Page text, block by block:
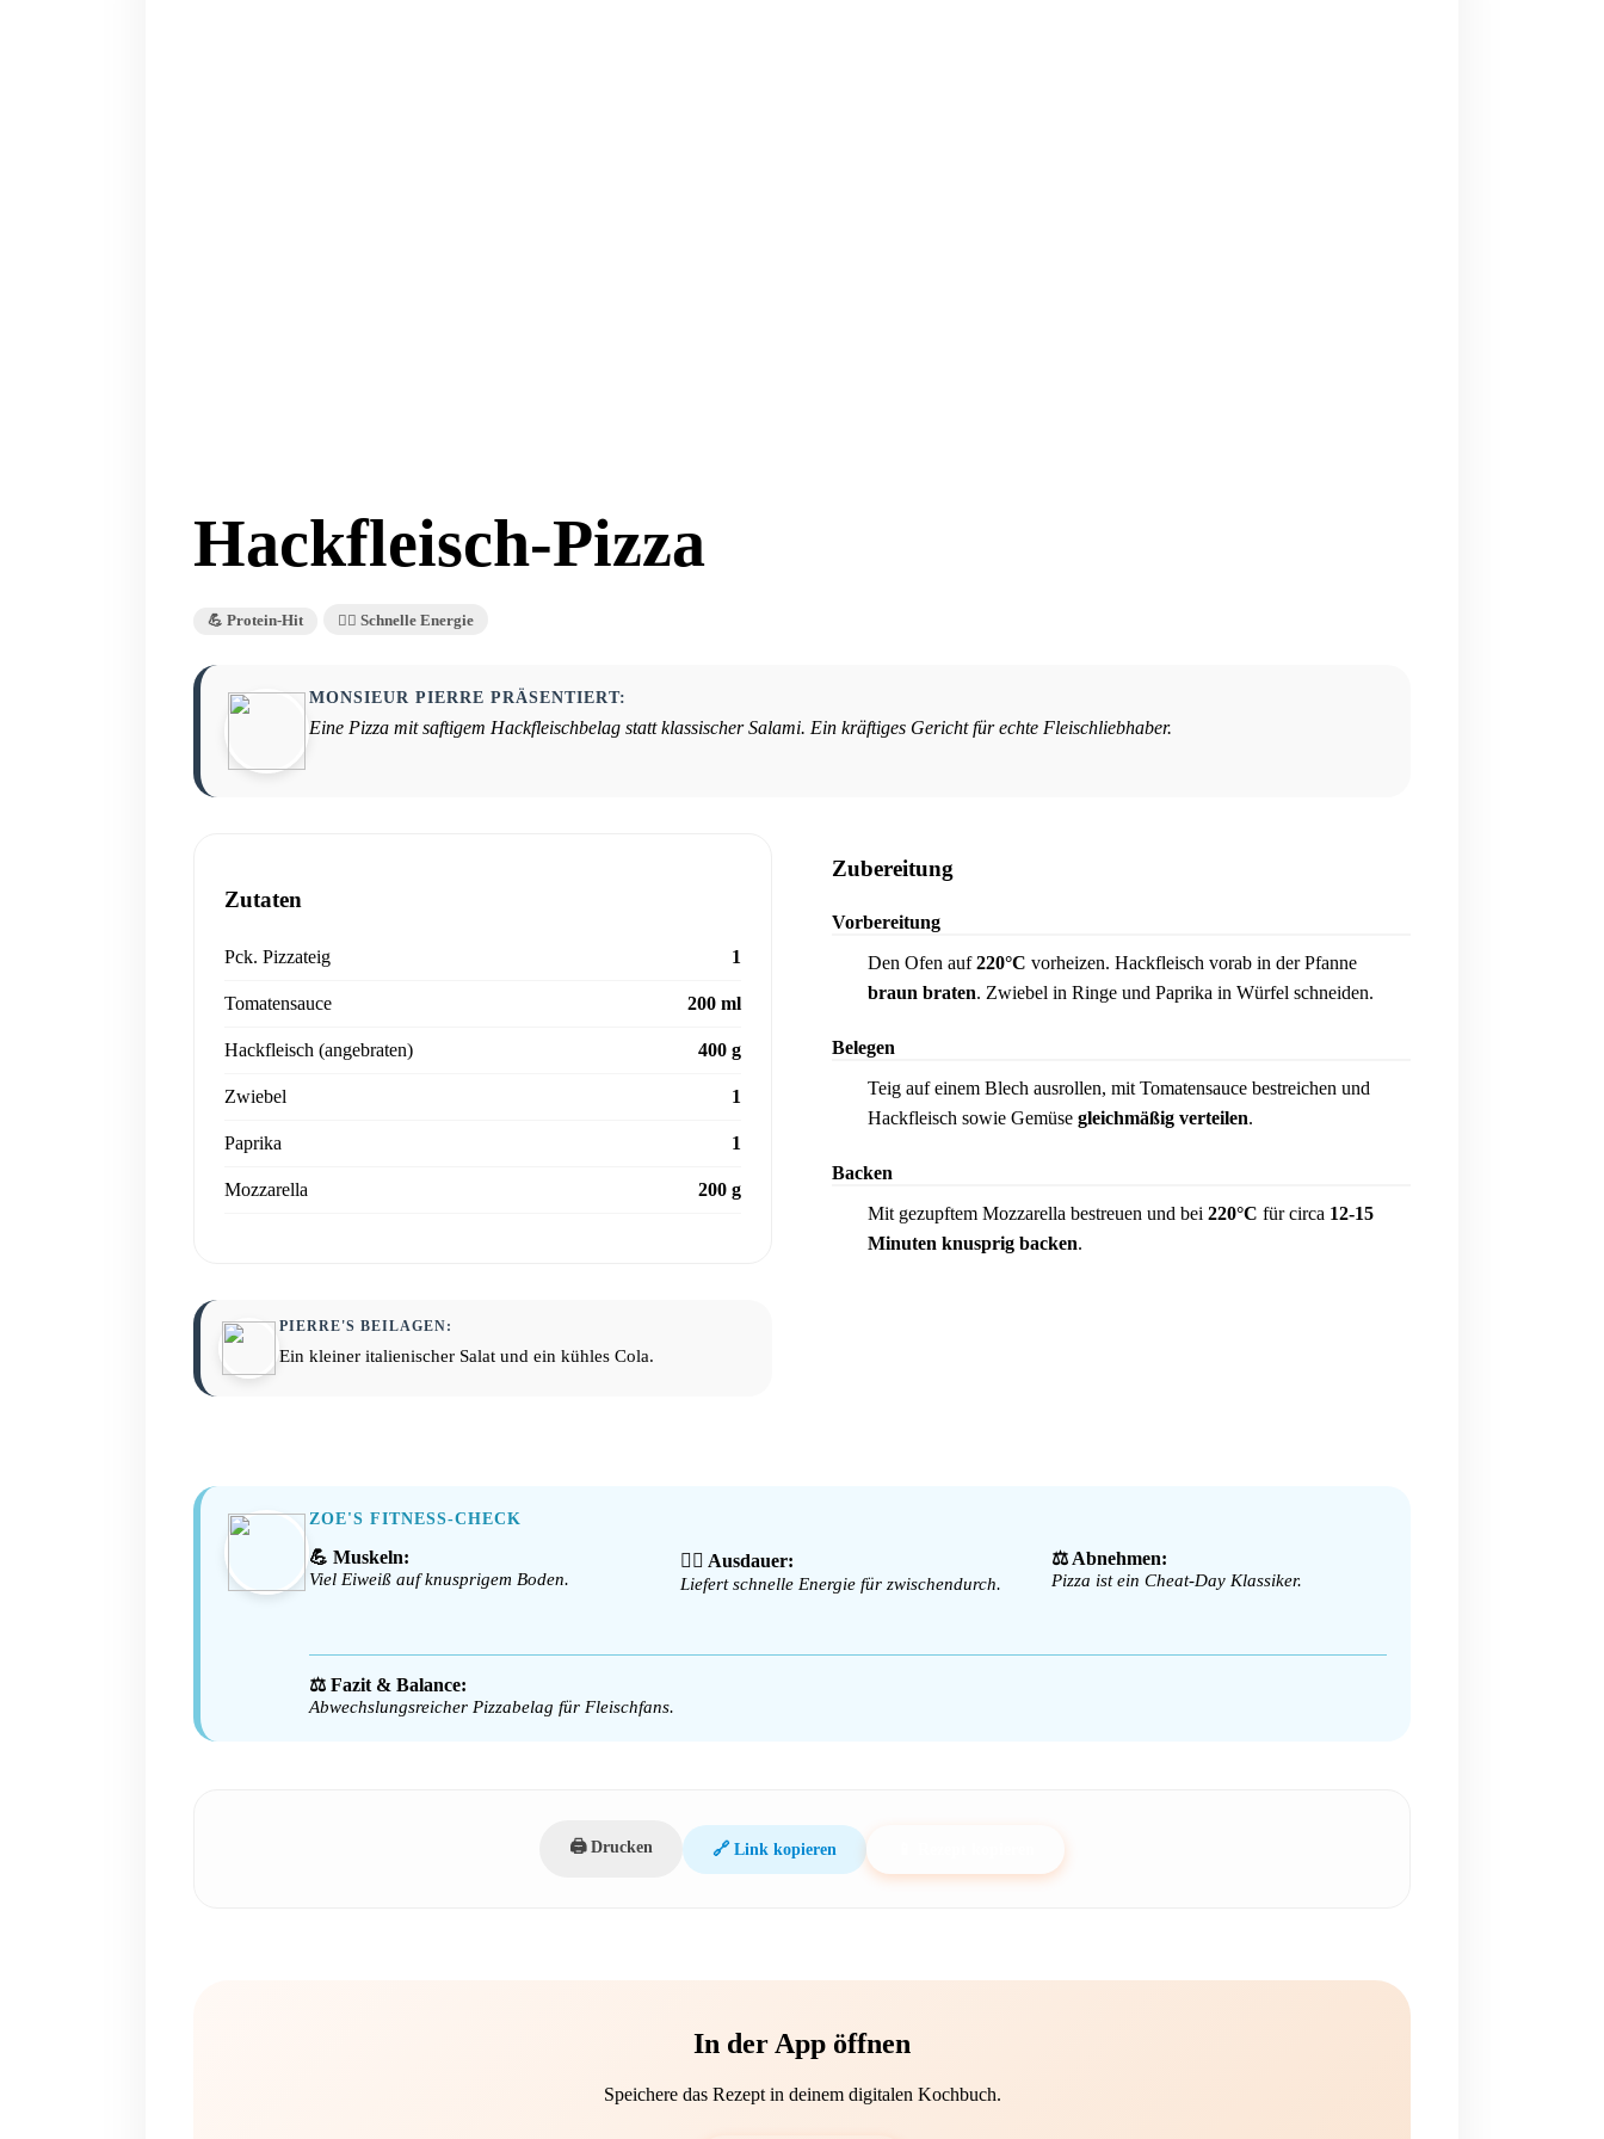
Hackfleisch-Pizza
💪 Protein-Hit 🏃‍♀️ Schnelle Energie
MONSIEUR PIERRE PRÄSENTIERT:
Eine Pizza mit saftigem Hackfleischbelag statt klassischer Salami. Ein kräftiges Gericht für echte Fleischliebhaber.
Zutaten
Pck. Pizzateig 1
Tomatensauce 200 ml
Hackfleisch (angebraten) 400 g
Zwiebel 1
Paprika 1
Mozzarella 200 g
PIERRE'S BEILAGEN:
Ein kleiner italienischer Salat und ein kühles Cola.
Zubereitung
Vorbereitung
Den Ofen auf220°C vorheizen. Hackfleisch vorab in der Pfanne
braun braten. Zwiebel in Ringe und Paprika in Würfel schneiden.
Belegen
Teig auf einem Blech ausrollen, mit Tomatensauce bestreichen und
Hackfleisch sowie Gemüse gleichmäßig verteilen.
Backen
Mit gezupftem Mozzarella bestreuen und bei 220°C für circa 12-15
Minuten knusprig backen.
ZOE'S FITNESS-CHECK
💪 Muskeln:
Viel Eiweiß auf knusprigem Boden.
🏃‍♀️ Ausdauer:
Liefert schnelle Energie für zwischendurch.
⚖️ Abnehmen:
Pizza ist ein Cheat-Day Klassiker.
⚖️ Fazit & Balance:
Abwechslungsreicher Pizzabelag für Fleischfans.
🖨️ Drucken 🔗 Link kopieren
In der App öffnen
Speichere das Rezept in deinem digitalen Kochbuch.